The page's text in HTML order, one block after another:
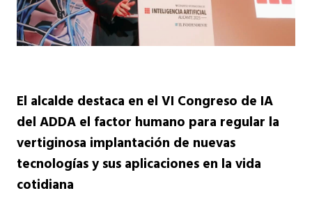
El alcalde destaca en el VI Congreso de IA
del ADDA el factor humano para regular la
vertiginosa implantación de nuevas
tecnologías y sus aplicaciones en la vida
cotidiana